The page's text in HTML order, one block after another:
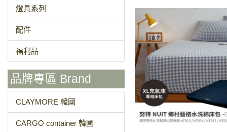
燈具系列
配件
福利品
品牌專區 Brand
CLAYMORE 韓國
CARGO container 韓國